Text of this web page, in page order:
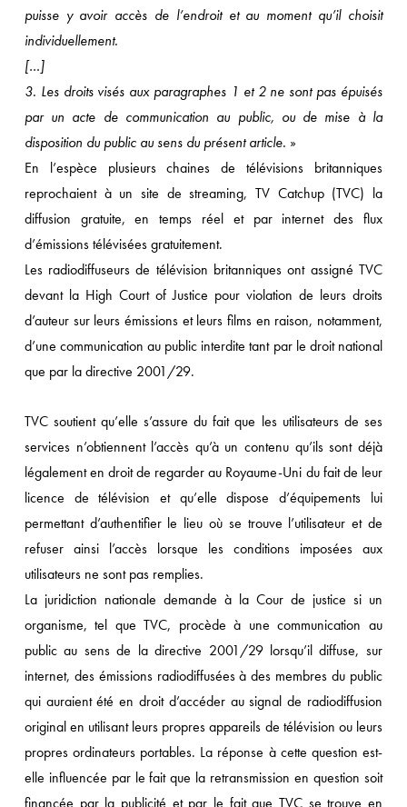
puisse y avoir accès de l’endroit et au moment qu’il choisit
individuellement.
[…]
3. Les droits visés aux paragraphes 1 et 2 ne sont pas épuisés
par un acte de communication au public, ou de mise à la
disposition du public au sens du présent article. »
En l’espèce plusieurs chaines de télévisions britanniques
reprochaient à un site de streaming, TV Catchup (TVC) la
diffusion gratuite, en temps réel et par internet des flux
d’émissions télévisées gratuitement.
Les radiodiffuseurs de télévision britanniques ont assigné TVC
devant la High Court of Justice pour violation de leurs droits
d’auteur sur leurs émissions et leurs films en raison, notamment,
d’une communication au public interdite tant par le droit national
que par la directive 2001/29.
TVC soutient qu’elle s’assure du fait que les utilisateurs de ses
services n’obtiennent l’accès qu’à un contenu qu’ils sont déjà
légalement en droit de regarder au Royaume-Uni du fait de leur
licence de télévision et qu’elle dispose d’équipements lui
permettant d’authentifier le lieu où se trouve l’utilisateur et de
refuser ainsi l’accès lorsque les conditions imposées aux
utilisateurs ne sont pas remplies.
La juridiction nationale demande à la Cour de justice si un
organisme, tel que TVC, procède à une communication au
public au sens de la directive 2001/29 lorsqu’il diffuse, sur
internet, des émissions radiodiffusées à des membres du public
qui auraient été en droit d’accéder au signal de radiodiffusion
original en utilisant leurs propres appareils de télévision ou leurs
propres ordinateurs portables. La réponse à cette question est-
elle influencée par le fait que la retransmission en question soit
financée par la publicité et par le fait que TVC se trouve en